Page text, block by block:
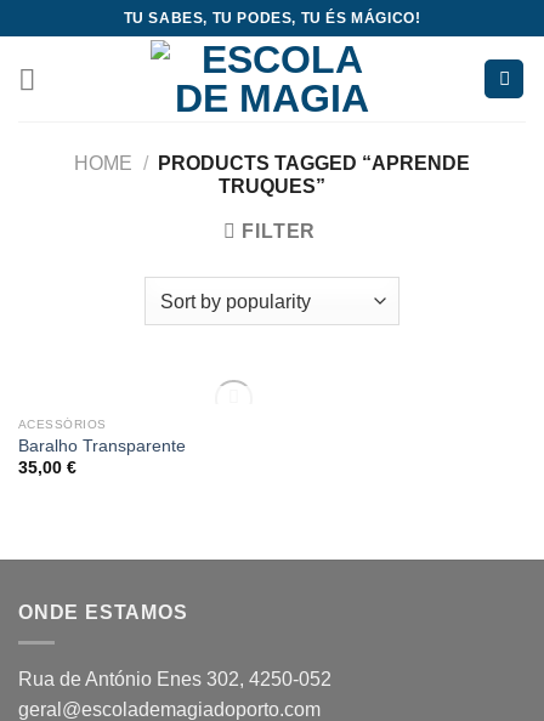
content
TU SABES, TU PODES, TU ÉS MÁGICO!
HOME /
PRODUCTS TAGGED “APRENDE
TRUQUES”
FILTER
OUT OF STOCK
ACESSÓRIOS
Baralho Transparente
35,00 €
ONDE ESTAMOS
Rua de António Enes 302, 4250-052
geral@escolademagiadoporto.com